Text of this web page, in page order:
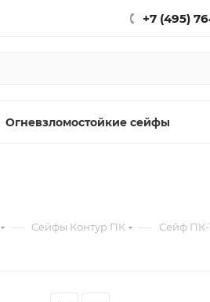
+7 (495)
Огневзломостойкие сейфы
— Сейфы Контур ПК — Сейф ПК-